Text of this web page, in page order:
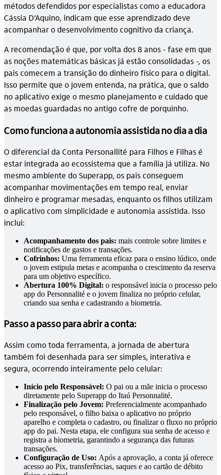
métodos defendidos por especialistas como a educadora
Cássia D’Aquino, indicam que esse aprendizado deve
acompanhar o desenvolvimento cognitivo da criança.
A recomendação é que, por volta dos 8 anos - fase em que
as noções matemáticas básicas já estão consolidadas -, os
pais comecem a transição do dinheiro físico para o digital.
Isso permite que o jovem entenda, na prática, que o saldo
no aplicativo exige o mesmo planejamento e cuidado que
as moedas guardadas no antigo cofre de porquinho.
Como funciona a autonomia assistida no dia a dia
O diferencial da Conta Personallité para Filhos e Filhas é
estar integrada ao ecossistema que a família já utiliza. No
mesmo ambiente do Superapp, os pais conseguem
acompanhar movimentações em tempo real, enviar
dinheiro e programar mesadas, enquanto os filhos utilizam
o aplicativo com simplicidade e autonomia assistida. Isso
inclui:
Acompanhamento dos pais: mais controle sobre limites e
notificações de gastos e transações.
Cofrinhos: Uma ferramenta eficaz para o ensino lúdico, onde
o jovem estipula metas e acompanha o crescimento da reserva
para um objetivo específico.
Abertura 100% Digital: o responsável inicia o processo pelo
app do Personnalité e o jovem finaliza no próprio celular,
criando sua senha e cadastrando a biometria.
Passo a passo para abrir a conta:
Assim como toda ferramenta, a jornada de abertura
também foi desenhada para ser simples, interativa e
segura, ocorrendo inteiramente pelo celular:
Início pelo Responsável: O pai ou a mãe inicia o processo
diretamente pelo Superapp do Itaú Personnalité.
Finalização pelo Jovem: Preferencialmente acompanhado
pelo responsável, o filho baixa o aplicativo no próprio
aparelho e completa o cadastro, ou finalizar o fluxo no próprio
app do pai. Nesta etapa, ele configura sua senha de acesso e
registra a biometria, garantindo a segurança das futuras
transações.
Configuração de Uso: Após a aprovação, a conta já oferece
acesso ao Pix, transferências, saques e ao cartão de débito